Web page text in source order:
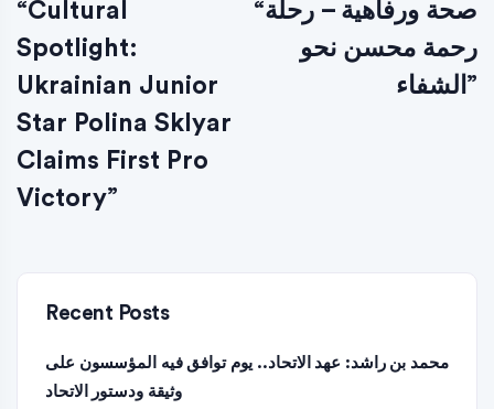
“Cultural
Spotlight:
Ukrainian Junior
Star Polina Sklyar
Claims First Pro
Victory”
“صحة ورفاهية – رحلة
رحمة محسن نحو
الشفاء”
Recent Posts
محمد بن راشد: عهد الاتحاد.. يوم توافق فيه المؤسسون على
وثيقة ودستور الاتحاد